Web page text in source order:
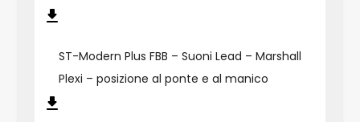
ST-Modern Plus FBB – Suoni Lead – Marshall
Plexi – posizione al ponte e al manico